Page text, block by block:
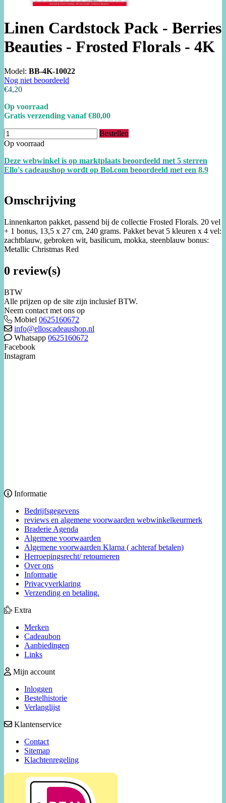
Linen Cardstock Pack - Berries
Beauties - Frosted Florals - 4K
Model: BB-4K-10022
Nog niet beoordeeld
€4,20
Op voorraad
Gratis verzending vanaf €80,00
Bestellen
Op voorraad
Deze webwinkel is op marktplaats beoordeeld met 5 sterren
Ello's cadeaushop wordt op Bol.com beoordeeld met een 8.9
Omschrijving
Linnenkarton pakket, passend bij de collectie Frosted Florals. 20 vel
+ 1 bonus, 13,5 x 27 cm, 240 grams. Pakket bevat 5 kleuren x 4 vel:
zachtblauw, gebroken wit, basilicum, mokka, steenblauw bonus:
Metallic Christmas Red
0 review(s)
BTW
Alle prijzen op de site zijn inclusief BTW.
Neem contact met ons op
Mobiel 0625160672
info@elloscadeaushop.nl
Whatsapp 0625160672
Facebook
Instagram
Informatie
Bedrijfsgegevens
reviews en algemene voorwaarden webwinkelkeurmerk
Braderie Agenda
Algemene voorwaarden
Algemene voorwaarden Klarna ( achteraf betalen)
Herroepingsrecht/ retourneren
Over ons
Informatie
Privacyverklaring
Verzending en betaling.
Extra
Merken
Cadeaubon
Aanbiedingen
Links
Mijn account
Inloggen
Bestelhistorie
Verlanglijst
Klantenservice
Contact
Sitemap
Klachtenregeling